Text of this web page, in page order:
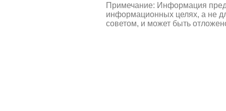
Примечание: Информация
информационных целях, а не
советом, и может быть